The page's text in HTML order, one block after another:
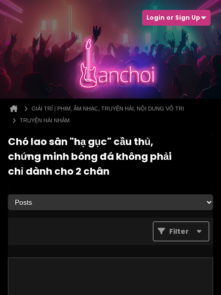
Login or Sign Up
GIẢI TRÍ | PHIM, ÂM NHẠC, TRUYỆN HÀI, NỘI DUNG VÔ TRI
TRUYỆN HÀI NHẢM
Chó lao sân "hạ gục" cầu thủ,
chứng minh bóng đá không phải
chỉ dành cho 2 chân
Filter